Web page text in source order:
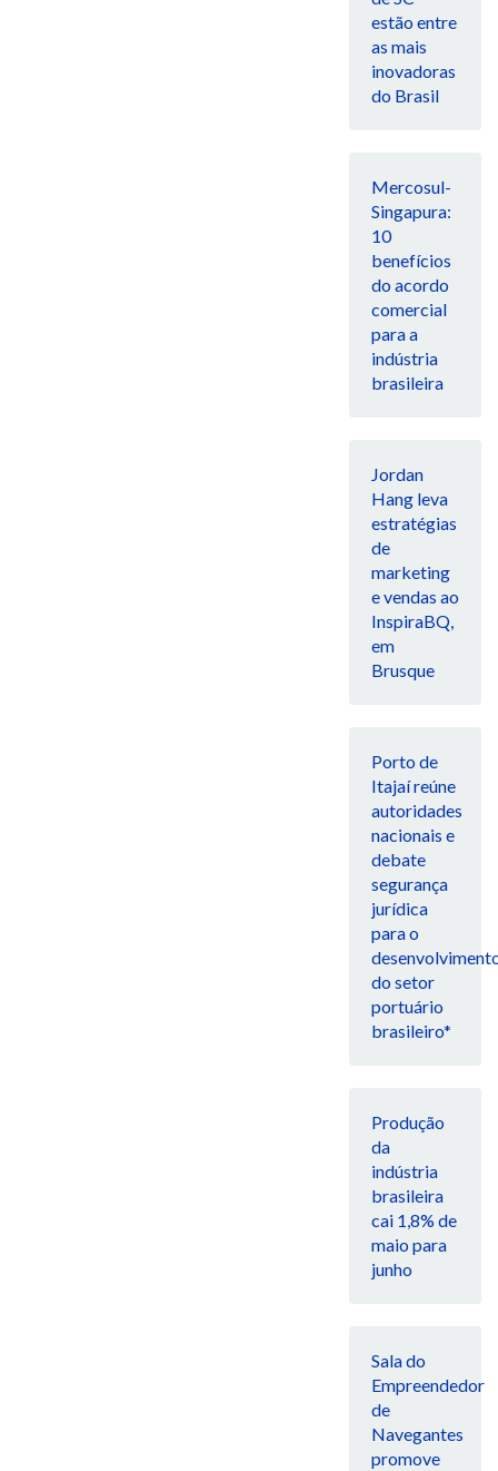
estão entre
as mais
inovadoras
do Brasil
Mercosul-
Singapura:
10
benefícios
do acordo
comercial
para a
indústria
brasileira
Jordan
Hang leva
estratégias
de
marketing
e vendas ao
InspiraBQ,
em
Brusque
Porto de
Itajaí reúne
autoridades
nacionais e
debate
segurança
jurídica
para o
do setor
portuário
brasileiro*
Produção
da
indústria
brasileira
cai 1,8% de
maio para
junho
Sala do
Empreendedor
de
Navegantes
promove